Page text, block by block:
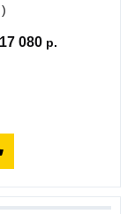
17 080